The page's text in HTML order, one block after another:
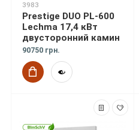
3983
Prestige DUO PL-600
Lechma 17,4 кВт
двусторонний камин
90750 грн.